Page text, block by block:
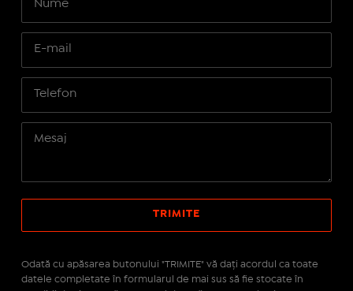
Odată cu apăsarea butonului "TRIMITE" vă daţi acordul ca toate
datele completate în formularul de mai sus să fie stocate în